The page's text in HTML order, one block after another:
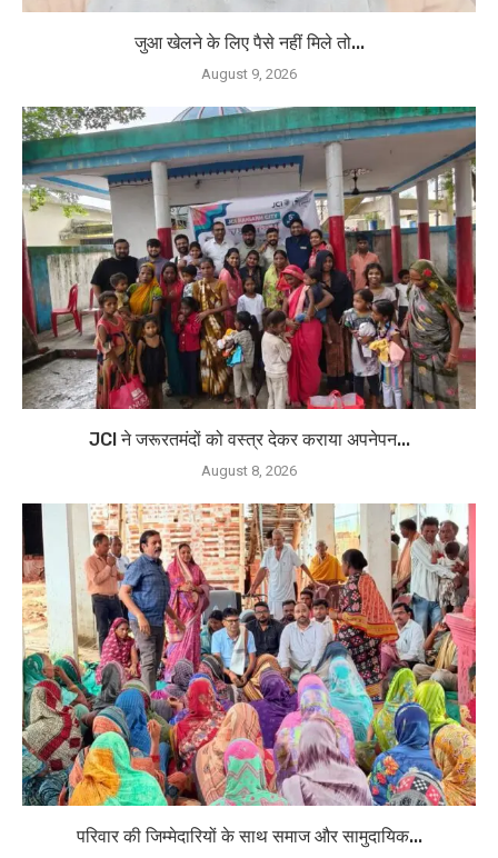
जुआ खेलने के लिए पैसे नहीं मिले तो...
August 9, 2026
JCI ने जरूरतमंदों को वस्त्र देकर कराया अपनेपन...
August 8, 2026
परिवार की जिम्मेदारियों के साथ समाज और सामुदायिक...